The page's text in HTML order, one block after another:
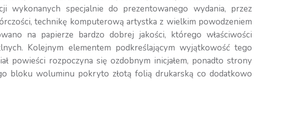
wykonanych specjalnie do prezentowanego wydania, przez
technikę komputerową artystka z wielkim powodzeniem
na papierze bardzo dobrej jakości, którego właściwości
Kolejnym elementem podkreślającym wyjątkowość tego
powieści rozpoczyna się ozdobnym inicjałem, ponadto strony
bloku woluminu pokryto złotą folią drukarską co dodatkowo